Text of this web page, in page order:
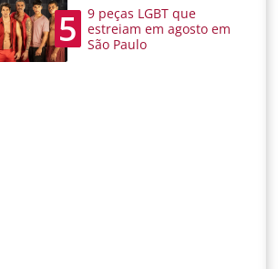
5
9 peças LGBT que
estreiam em agosto em
São Paulo